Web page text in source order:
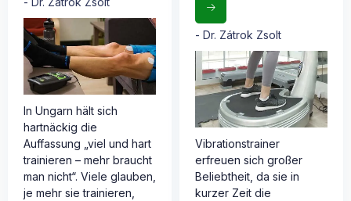
In Ungarn hält sich
hartnäckig die
Auffassung „viel und hart
trainieren – mehr braucht
man nicht“. Viele glauben,
je mehr sie trainieren,
Dr. Zátrok Zsolt
Vibrationstrainer
erfreuen sich großer
Beliebtheit, da sie in
kurzer Zeit die